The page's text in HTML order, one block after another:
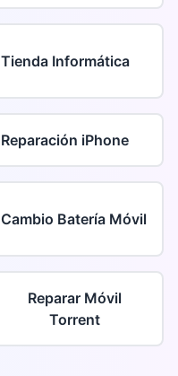
Tienda Informática
Reparación iPhone
Cambio Batería Móvil
Reparar Móvil
Torrent